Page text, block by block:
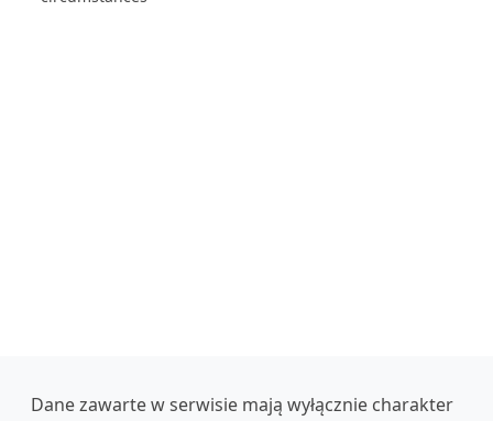
Dane zawarte w serwisie mają wyłącznie charakter